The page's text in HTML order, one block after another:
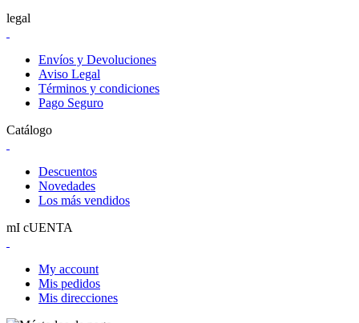
legal
Envíos y Devoluciones
Aviso Legal
Términos y condiciones
Pago Seguro
Catálogo
Descuentos
Novedades
Los más vendidos
mI cUENTA
My account
Mis pedidos
Mis direcciones